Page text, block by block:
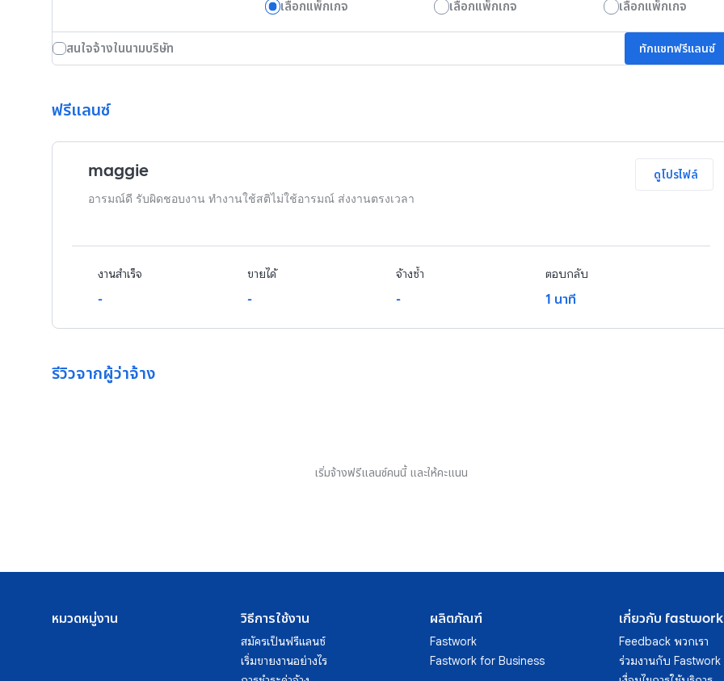
เลือกแพ็กเกจ เลือกแพ็กเกจ เลือกแพ็กเกจ
สนใจจ้างในนามบริษัท ทักแชทฟรีแลนซ์
ฟรีแลนซ์
maggie
อารมณ์ดี รับผิดชอบงาน ทำงานใช้สติไม่ใช้อารมณ์ ส่งงานตรงเวลา
ดูโปรไฟล์
งานสำเร็จ
-
ขายได้
-
จ้างซ้ำ
-
ตอบกลับ
1 นาที
รีวิวจากผู้ว่าจ้าง
เริ่มจ้างฟรีแลนซ์คนนี้ และให้คะแนน
หมวดหมู่งาน วิธีการใช้งาน
สมัครเป็นฟรีแลนซ์
เริ่มขายงานอย่างไร
ผลิตภัณฑ์
Fastwork
Fastwork for Business
เกี่ยวกับ fastwork
Feedback พวกเรา
ร่วมงานกับ Fastwork